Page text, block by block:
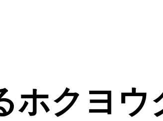
ホクヨウ